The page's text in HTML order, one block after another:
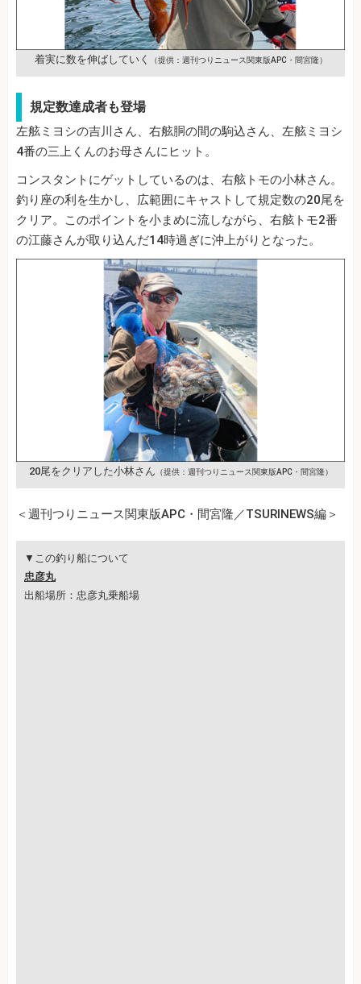
着実に数を伸ばしていく （提供：週刊つりニュース関東版APC・間宮隆）
規定数達成者も登場
左舷ミヨシの吉川さん、右舷胴の間の駒込さん、左舷ミヨシ
4番の三上くんのお母さんにヒット。
コンスタントにゲットしているのは、右舷トモの小林さん。
釣り座の利を生かし、広範囲にキャストして規定数の20尾を
クリア。このポイントを小まめに流しながら、右舷トモ2番
の江藤さんが取り込んだ14時過ぎに沖上がりとなった。
20尾をクリアした小林さん （提供：週刊つりニュース関東版APC・間宮隆）
＜週刊つりニュース関東版APC・間宮隆／TSURINEWS編＞
▼この釣り船について
忠彦丸
出船場所：忠彦丸乗船場